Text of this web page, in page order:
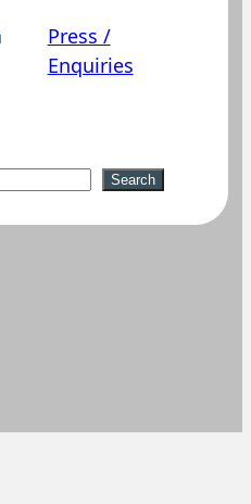
Press /
Enquiries
Search